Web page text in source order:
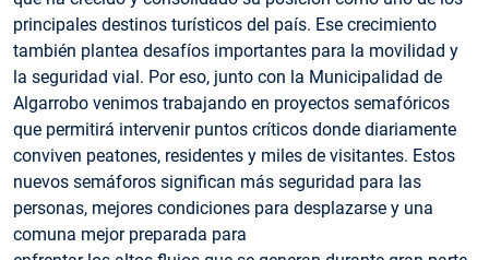
principales destinos turísticos del país. Ese crecimiento
también plantea desafíos importantes para la movilidad y
la seguridad vial. Por eso, junto con la Municipalidad de
Algarrobo venimos trabajando en proyectos semafóricos
que permitirá intervenir puntos críticos donde diariamente
conviven peatones, residentes y miles de visitantes. Estos
nuevos semáforos significan más seguridad para las
personas, mejores condiciones para desplazarse y una
comuna mejor preparada para